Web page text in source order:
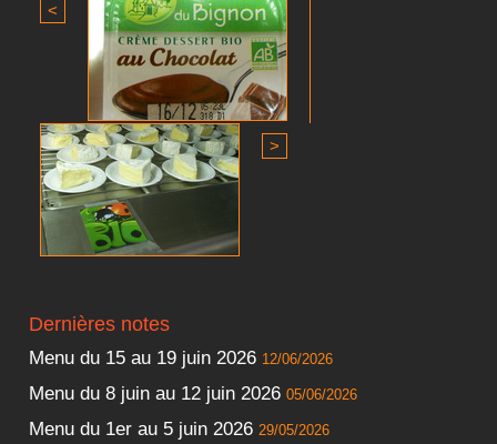
<
>
Dernières notes
Menu du 15 au 19 juin 2026 12/06/2026
Menu du 8 juin au 12 juin 2026 05/06/2026
Menu du 1er au 5 juin 2026 29/05/2026